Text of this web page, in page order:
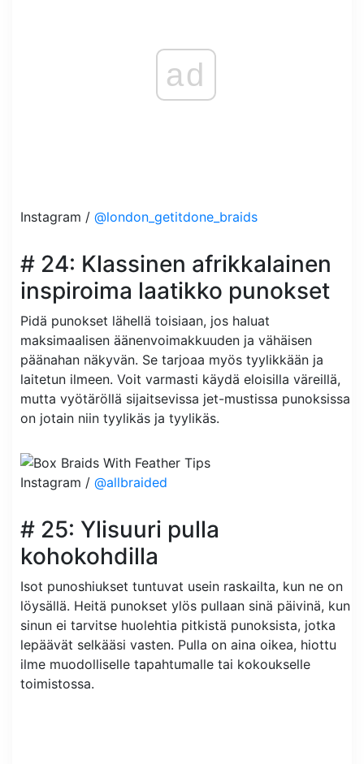
ad
Instagram / @london_getitdone_braids
# 24: Klassinen afrikkalainen
inspiroima laatikko punokset
Pidä punokset lähellä toisiaan, jos haluat
maksimaalisen äänenvoimakkuuden ja vähäisen
päänahan näkyvän. Se tarjoaa myös tyylikkään ja
laitetun ilmeen. Voit varmasti käydä eloisilla väreillä,
mutta vyötäröllä sijaitsevissa jet-mustissa punoksissa
on jotain niin tyylikäs ja tyylikäs.
Instagram / @allbraided
# 25: Ylisuuri pulla
kohokohdilla
Isot punoshiukset tuntuvat usein raskailta, kun ne on
löysällä. Heitä punokset ylös pullaan sinä päivinä, kun
sinun ei tarvitse huolehtia pitkistä punoksista, jotka
lepäävät selkääsi vasten. Pulla on aina oikea, hiottu
ilme muodolliselle tapahtumalle tai kokoukselle
toimistossa.